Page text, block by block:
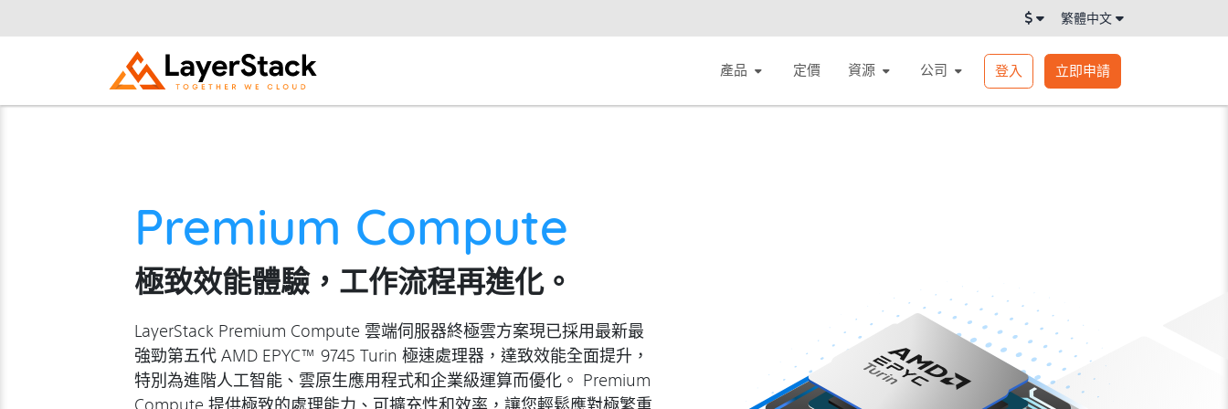
繁體中文
產品 定價 資源 公司 立即申請
登入
Premium Compute
極致效能體驗，工作流程再進化。
LayerStack Premium Compute 雲端伺服器終極雲方案現已採用最新最
強勁第五代 AMD EPYC™ 9745 Turin 極速處理器，達致效能全面提升，
特別為進階人工智能、雲原生應用程式和企業級運算而優化。 Premium
Compute 提供極致的處理能力、可擴充性和效率，讓您輕鬆應對極繁重